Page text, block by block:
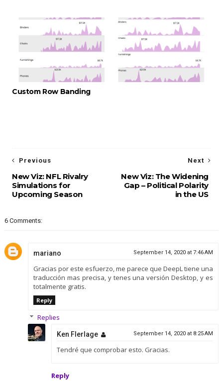
Custom Row Banding
Next
New Viz: The Widening
Gap – Political Polarity
in the US
Previous
New Viz: NFL Rivalry
Simulations for
Upcoming Season
6 Comments:
mariano September 14, 2020 at 7:46 AM
Gracias por este esfuerzo, me parece que DeepL tiene una
traducción mas precisa, y tenes una versión Desktop, y es
totalmente gratis.
Reply
Replies
Ken Flerlage September 14, 2020 at 8:25 AM
Tendré que comprobar esto. Gracias.
Reply